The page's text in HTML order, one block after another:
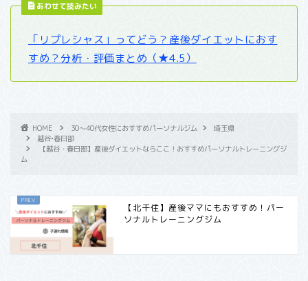
あわせて読みたい
「リプレシャス」ってどう？産後ダイエットにおす
すめ？分析・評価まとめ（★4.5）
HOME 30〜40代女性におすすめパーソナルジム
埼玉県
越谷•春日部
【越谷・春日部】産後ダイエットならここ！おすすめパーソナルトレーニングジ
ム
【北千住】産後ママにもおすすめ！パー
ソナルトレーニングジム